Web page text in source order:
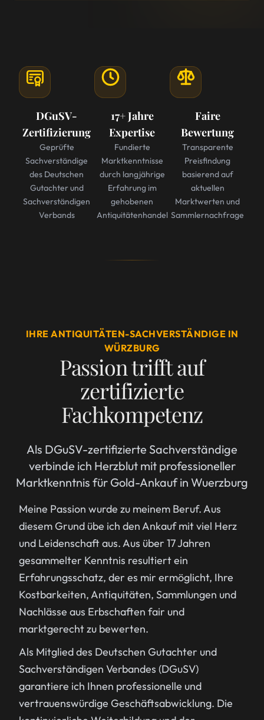
DGuSV-
Zertifizierung
Geprüfte
Sachverständige
des Deutschen
Gutachter und
Sachverständigen
Verbands
17+ Jahre
Expertise
Fundierte
Marktkenntnisse
durch langjährige
Erfahrung im
gehobenen
Antiquitätenhandel
Faire
Bewertung
Transparente
Preisfindung
basierend auf
aktuellen
Marktwerten und
Sammlernachfrage
IHRE ANTIQUITÄTEN-SACHVERSTÄNDIGE IN
WÜRZBURG
Passion trifft auf
zertifizierte
Fachkompetenz
Als DGuSV-zertifizierte Sachverständige
verbinde ich Herzblut mit professioneller
Marktkenntnis für Gold-Ankauf in Wuerzburg
Meine Passion wurde zu meinem Beruf. Aus
diesem Grund übe ich den Ankauf mit viel Herz
und Leidenschaft aus. Aus über 17 Jahren
gesammelter Kenntnis resultiert ein
Erfahrungsschatz, der es mir ermöglicht, Ihre
Kostbarkeiten, Antiquitäten, Sammlungen und
Nachlässe aus Erbschaften fair und
marktgerecht zu bewerten.
Als Mitglied des Deutschen Gutachter und
Sachverständigen Verbandes (DGuSV)
garantiere ich Ihnen professionelle und
vertrauenswürdige Geschäftsabwicklung. Die